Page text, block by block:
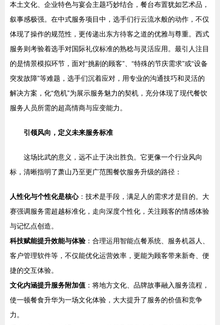
本土文化、企业特色与宴会主题巧妙结合，餐台布置犹如艺术品，
叙事感极强。在中式服务项目中，选手们行云流水般的动作，不仅
体现了操作的规范性，更传递出东方待客之道的优雅与尊重。西式
服务则考验着选手对国际礼仪标准的熟稔与灵活应用。最引人注目
的是情景模拟环节，面对“挑剔的顾客”、“特殊的节庆需求”或“设备
突发故障”等难题，选手们沉着应对，用专业的沟通技巧和灵活的
解决方案，化“危机”为展示服务魅力的契机，充分体现了现代餐饮
服务人员所需的超高情商与应变能力。
引领风向，定义未来服务标准
这场比武的意义，远不止于决出胜负。它更像一个行业风向
标，清晰指明了萧山乃至更广范围餐饮服务升级的路径：
人性化与个性化是核心：技术是手段，满足人的需求才是目的。大
赛强调服务需超越标准化，走向深度个性化，关注顾客的情感体验
与记忆点创造。
科技赋能提升效能与体验 ：合理运用智能点餐系统、服务机器人、
客户管理软件等，不仅能优化运营效率，更能为顾客带来新奇、便
捷的交互体验。
文化内涵提升服务附加值 ：将地方文化、品牌故事融入服务流程，
使一顿餐食升华为一场文化体验，大大提升了服务的价值和竞争
力。